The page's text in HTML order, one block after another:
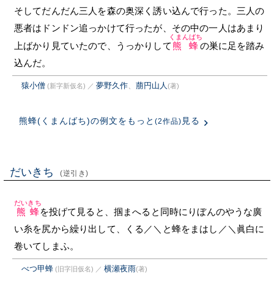
そしてだんだん三人を森の奥深く誘い込んで行った。三人の
悪者はドンドン追っかけて行ったが、その中の一人はあまり
上ばかり見ていたので、うっかりして熊蜂
くまんばち
の巣に足を踏み
込んだ。
猿小僧 (新字新仮名) ／ 夢野久作、 萠円山人(著)
熊蜂(くまんばち)の例文をもっと (2作品) 見る
だいきち (逆引き)
熊蜂
だいきち
を投げて見ると、掴まへると同時にりぼんのやうな廣
い糸を尻から繰り出して、くる／＼と蜂をまはし／＼眞白に
卷いてしまふ。
べつ甲蜂 (旧字旧仮名) ／ 横瀬夜雨(著)